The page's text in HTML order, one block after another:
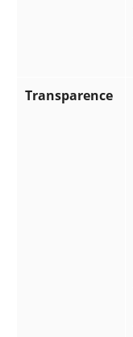
Transparence